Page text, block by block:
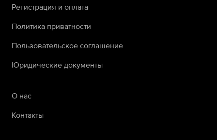
Регистрация и оплата
Политика приватности
Пользовательское соглашение
Юридические документы
О нас
Контакты